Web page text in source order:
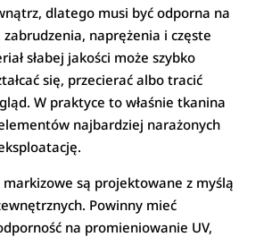
dlatego musi być odporna na
zabrudzenia, naprężenia i częste
słabej jakości może szybko
się, przecierać albo tracić
W praktyce to właśnie tkanina
najbardziej narażonych
są projektowane z myślą
Powinny mieć
na promieniowanie UV,